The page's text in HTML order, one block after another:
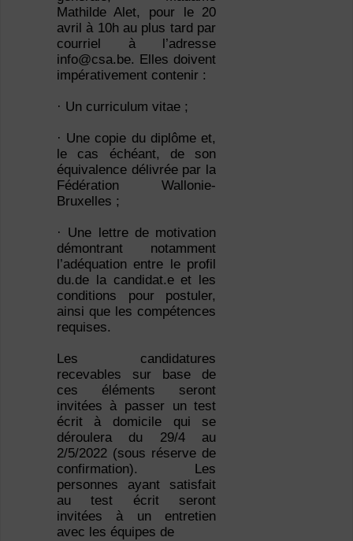
Mathilde Alet, pour le 20
avril à 10h au plus tard par
courriel à l’adresse
info@csa.be. Elles doivent
impérativement contenir :
· Un curriculum vitae ;
· Une copie du diplôme et,
le cas échéant, de son
équivalence délivrée par la
Fédération Wallonie-
Bruxelles ;
· Une lettre de motivation
démontrant notamment
l’adéquation entre le profil
du.de la candidat.e et les
conditions pour postuler,
ainsi que les compétences
requises.
Les candidatures
recevables sur base de
ces éléments seront
invitées à passer un test
écrit à domicile qui se
déroulera du 29/4 au
2/5/2022 (sous réserve de
confirmation). Les
personnes ayant satisfait
au test écrit seront
invitées à un entretien
avec les équipes de